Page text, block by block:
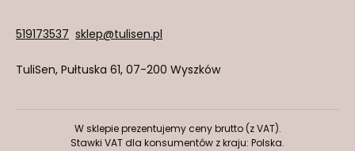
519173537 sklep@tulisen.pl
TuliSen, Pułtuska 61, 07-200 Wyszków
W sklepie prezentujemy ceny brutto (z VAT).
Stawki VAT dla konsumentów z kraju: Polska.